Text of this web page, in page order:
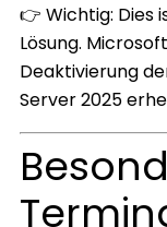
👉 Wichtig: Dies
Lösung.
Deaktivierung
Server 2025